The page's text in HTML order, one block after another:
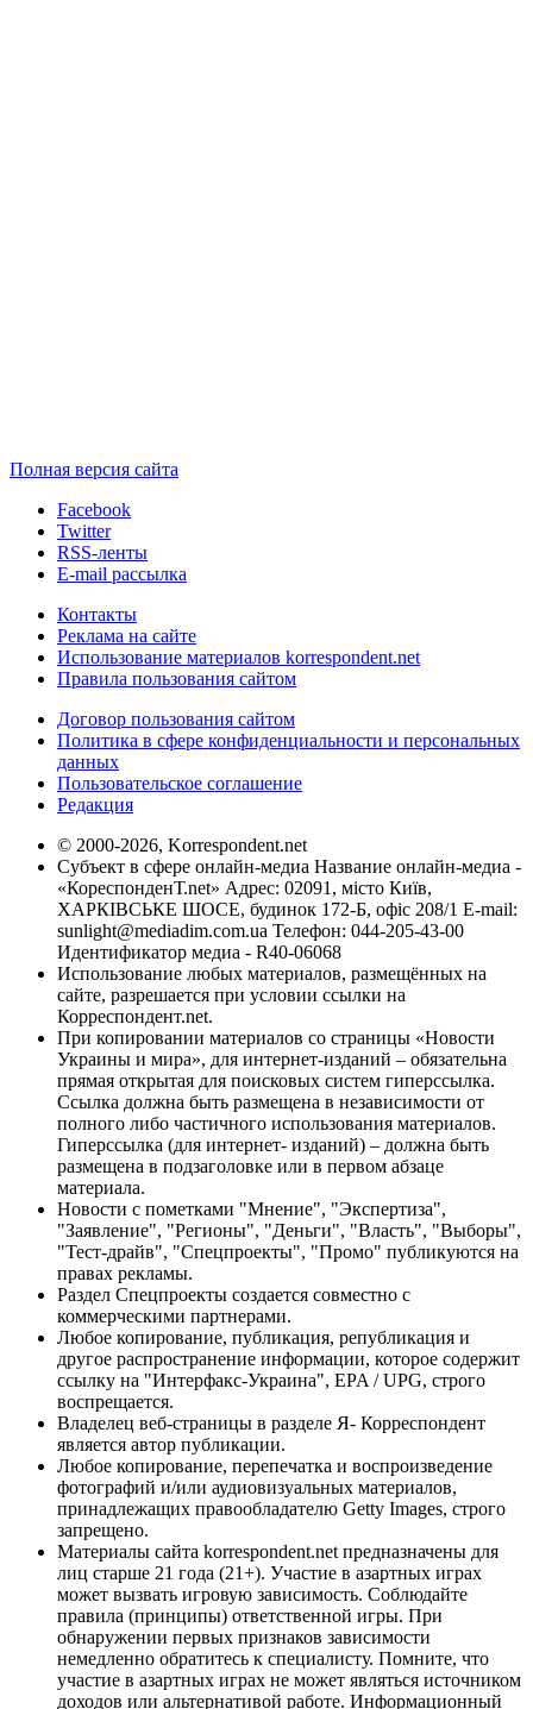
Полная версия сайта
Facebook
Twitter
RSS-ленты
E-mail рассылка
Контакты
Реклама на сайте
Использование материалов korrespondent.net
Правила пользования сайтом
Договор пользования сайтом
Политика в сфере конфиденциальности и персональных
данных
Пользовательское соглашение
Редакция
© 2000-2026, Korrespondent.net
Субъект в сфере онлайн-медиа Название онлайн-медиа -
«КореспонденТ.net» Адрес: 02091, місто Київ,
ХАРКІВСЬКЕ ШОСЕ, будинок 172-Б, офіс 208/1 E-mail:
sunlight@mediadim.com.ua Телефон: 044-205-43-00
Идентификатор медиа - R40-06068
Использование любых материалов, размещённых на
сайте, разрешается при условии ссылки на
Корреспондент.net.
При копировании материалов со страницы «Новости
Украины и мира», для интернет-изданий – обязательна
прямая открытая для поисковых систем гиперссылка.
Ссылка должна быть размещена в независимости от
полного либо частичного использования материалов.
Гиперссылка (для интернет- изданий) – должна быть
размещена в подзаголовке или в первом абзаце
материала.
Новости с пометками "Мнение", "Экспертиза",
"Заявление", "Регионы", "Деньги", "Власть", "Выборы",
"Тест-драйв", "Спецпроекты", "Промо" публикуются на
правах рекламы.
Раздел Спецпроекты создается совместно с
коммерческими партнерами.
Любое копирование, публикация, републикация и
другое распространение информации, которое содержит
ссылку на "Интерфакс-Украина", EPA / UPG, строго
воспрещается.
Владелец веб-страницы в разделе Я- Корреспондент
является автор публикации.
Любое копирование, перепечатка и воспроизведение
фотографий и/или аудиовизуальных материалов,
принадлежащих правообладателю Getty Images, строго
запрещено.
Материалы сайта korrespondent.net предназначены для
лиц старше 21 года (21+). Участие в азартных играх
может вызвать игровую зависимость. Соблюдайте
правила (принципы) ответственной игры. При
обнаружении первых признаков зависимости
немедленно обратитесь к специалисту. Помните, что
участие в азартных играх не может являться источником
доходов или альтернативой работе. Информационный